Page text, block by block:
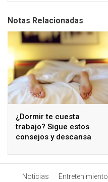
Notas Relacionadas
¿Dormir te cuesta
trabajo? Sigue estos
consejos y descansa
Noticias Entretenimiento